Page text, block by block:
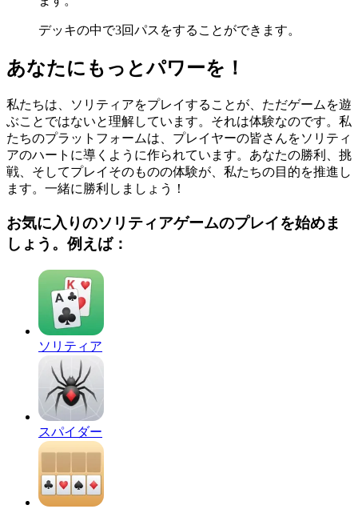
デッキの中で3回パスをすることができます。
あなたにもっとパワーを！
私たちは、ソリティアをプレイすることが、ただゲームを遊
ぶことではないと理解しています。それは体験なのです。私
たちのプラットフォームは、プレイヤーの皆さんをソリティ
アのハートに導くように作られています。あなたの勝利、挑
戦、そしてプレイそのものの体験が、私たちの目的を推進し
ます。一緒に勝利しましょう！
お気に入りのソリティアゲームのプレイを始めま
しょう。例えば：
ソリティア
スパイダー